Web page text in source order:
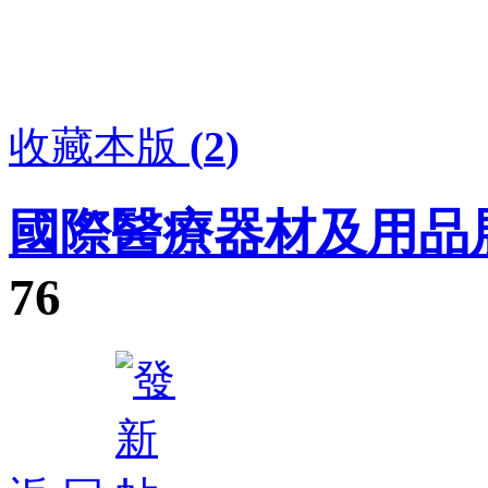
收藏本版 (2)
國際醫療器材及用品
76